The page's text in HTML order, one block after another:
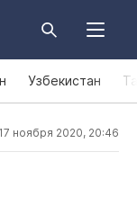
Узбекистан
17 ноября 2020, 20:46